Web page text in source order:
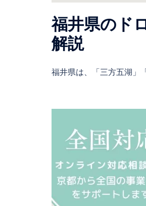
福井県のド
解説
福井県は、「三方五湖」